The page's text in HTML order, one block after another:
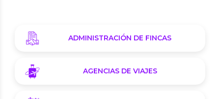
ADMINISTRACIÓN DE FINCAS
AGENCIAS DE VIAJES